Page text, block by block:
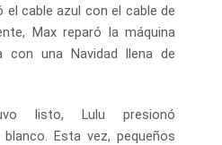
el cable azul con el cable de
Max reparó la máquina
con una Navidad llena de
listo, Lulu presionó
Esta vez, pequeños